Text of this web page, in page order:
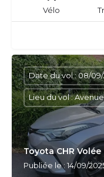
Vélo
Toyota CHR Volée
Publiée le : 14/09/
Date du vol : 08/09/
Lieu du vol :